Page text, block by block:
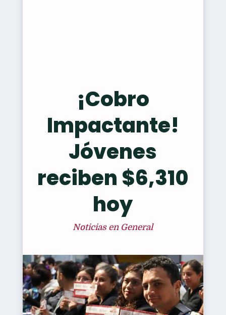
¡Cobro
Impactante!
Jóvenes
reciben $6,310
hoy
Noticias en General